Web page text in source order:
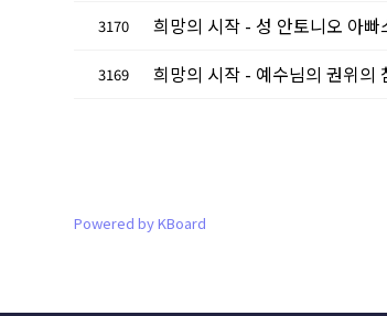
3170 희망의 시작 - 성 안토니오 아
3169 희망의 시작 - 예수님의 권위
Powered by KBoard